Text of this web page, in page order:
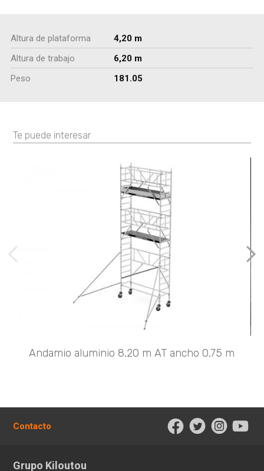
Altura de plataforma
4,20 m
Altura de trabajo
6,20 m
Peso
181.05
Te puede interesar
Andamio aluminio 8,20 m AT ancho 0,75 m
imágenes anteriores
Contacto
Grupo Kiloutou